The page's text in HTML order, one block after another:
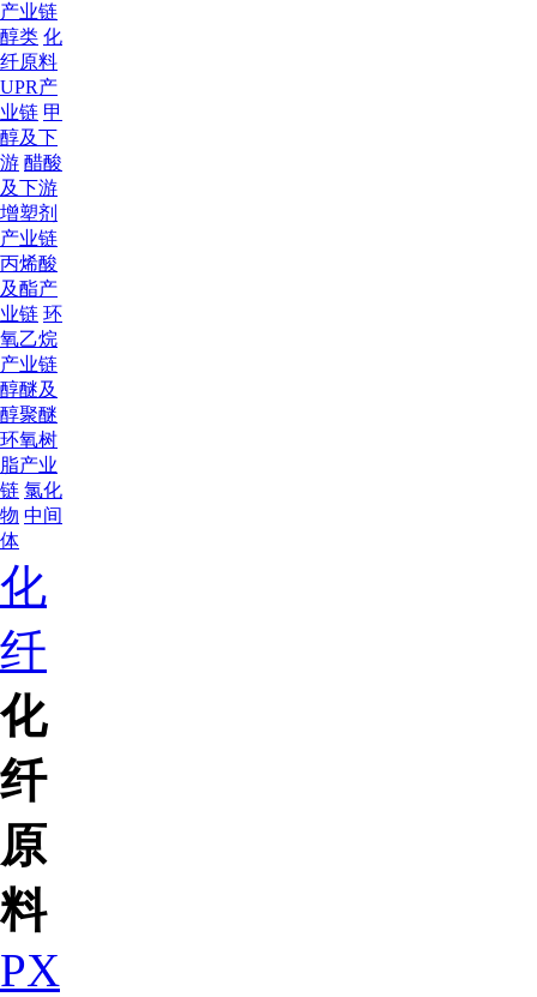
产业链
醇类 化
纤原料
UPR产
业链 甲
醇及下
游 醋酸
及下游
增塑剂
产业链
丙烯酸
及酯产
业链 环
氧乙烷
产业链
醇醚及
醇聚醚
环氧树
脂产业
链 氯化
物 中间
体
化
纤
化
纤
原
料
PX